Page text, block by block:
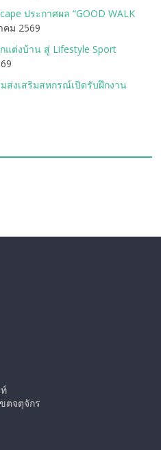
ประกาศผล “GOOD WALK
คม 2569
แต่งบ้าน สู่ Lifestyle Sport
ส่งเสริมสหกรณ์เปิดรับฝึกงาน
ตจตุจักร